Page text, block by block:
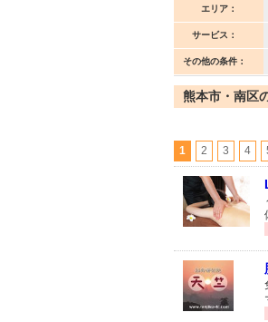
エリア：
サービス：
その他の条件：
熊本市・南区
1 2 3 4